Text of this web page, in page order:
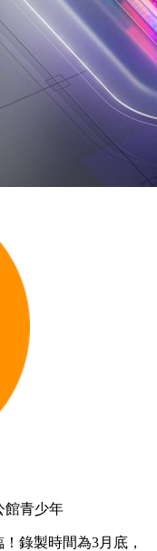
館青少年
錄製時間為3月底，